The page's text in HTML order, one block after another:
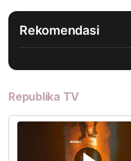
Rekomendasi
Republika TV